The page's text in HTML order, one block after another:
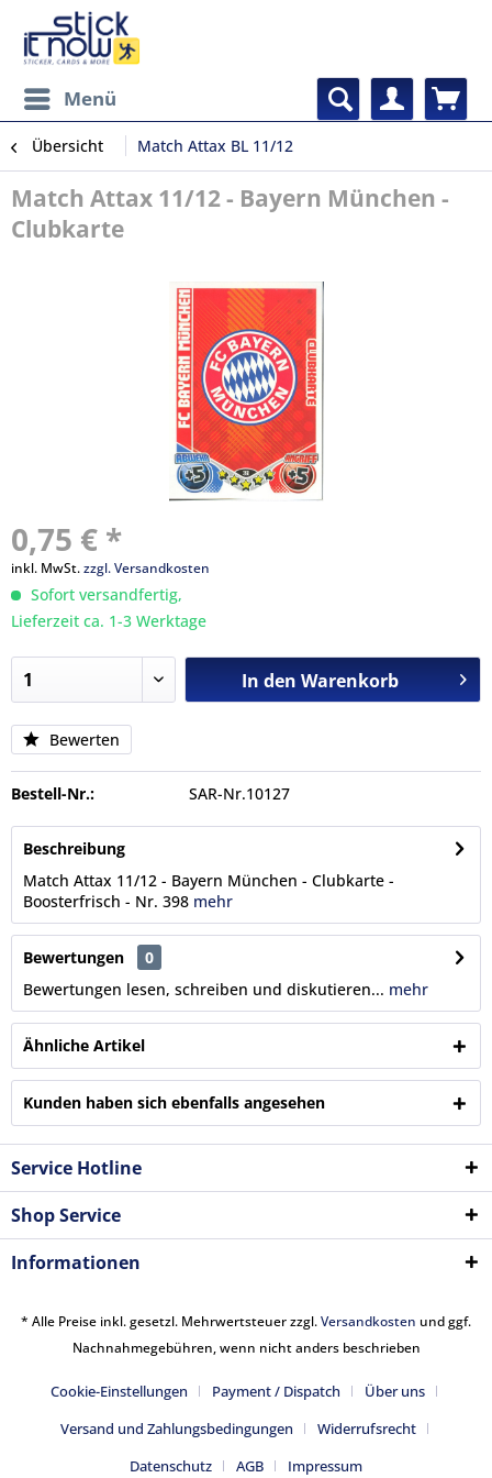
Menü
Übersicht Match Attax BL 11/12
Match Attax 11/12 - Bayern München -
Clubkarte
0,75 € *
inkl. MwSt.zzgl. Versandkosten
Sofort versandfertig,
Lieferzeit ca. 1-3 Werktage
In den Warenkorb
Bewerten
Bestell-Nr.: SAR-Nr.10127
Beschreibung
Match Attax 11/12 - Bayern München - Clubkarte -
Boosterfrisch - Nr. 398 mehr
Bewertungen
0
Bewertungen lesen, schreiben und diskutieren... mehr
Ähnliche Artikel
Kunden haben sich ebenfalls angesehen
Service Hotline
Shop Service
Informationen
* Alle Preise inkl. gesetzl. Mehrwertsteuer zzgl.Versandkosten und ggf.
Nachnahmegebühren, wenn nicht anders beschrieben
Cookie-Einstellungen Payment / Dispatch
Über uns
Versand und Zahlungsbedingungen
Widerrufsrecht
Datenschutz
AGB Impressum